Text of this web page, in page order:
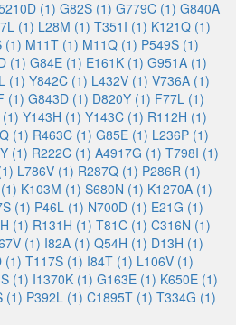
(1) G82S (1) G779C (1) G840A
(1) L28M (1) T351I (1) K121Q (1)
(1) M11T (1) M11Q (1) P549S (1)
(1) G84E (1) E161K (1) G951A (1)
(1) Y842C (1) L432V (1) V736A (1)
(1) G843D (1) D820Y (1) F77L (1)
Y143H (1) Y143C (1) R112H (1)
(1) R463C (1) G85E (1) L236P (1)
(1) R222C (1) A4917G (1) T798I (1)
L786V (1) R287Q (1) P286R (1)
K103M (1) S680N (1) K1270A (1)
(1) P46L (1) N700D (1) E21G (1)
(1) R131H (1) T81C (1) C316N (1)
(1) I82A (1) Q54H (1) D13H (1)
(1) T117S (1) I84T (1) L106V (1)
(1) I1370K (1) G163E (1) K650E (1)
(1) P392L (1) C1895T (1) T334G (1)